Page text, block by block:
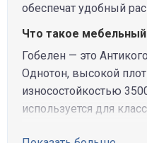
обеспечат удобный
Что такое
Гобелен — это
Однотон, высокой
износостойкостью
используется для